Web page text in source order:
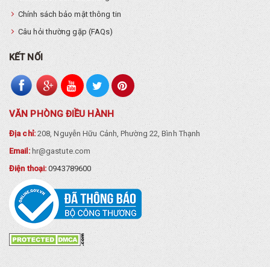
Chính sách bảo mật thông tin
Câu hỏi thường gặp (FAQs)
KẾT NỐI
VĂN PHÒNG ĐIỀU HÀNH
Địa chỉ:208, Nguyễn Hữu Cảnh, Phường 22, Bình Thạnh
Email: hr@gastute.com
Điện thoại:0943789600